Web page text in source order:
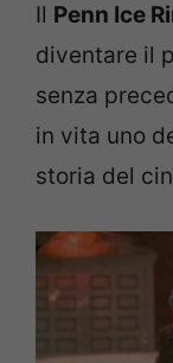
Il Penn Ice
diventare il
senza
in vita uno
storia del